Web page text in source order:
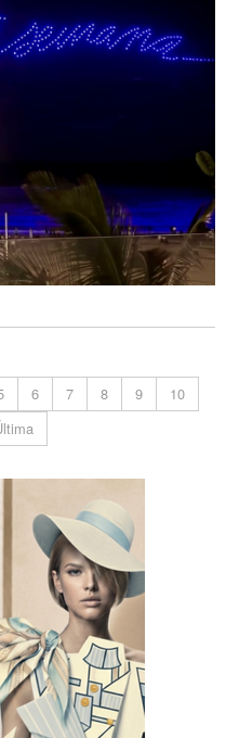
6 7 8 9
10